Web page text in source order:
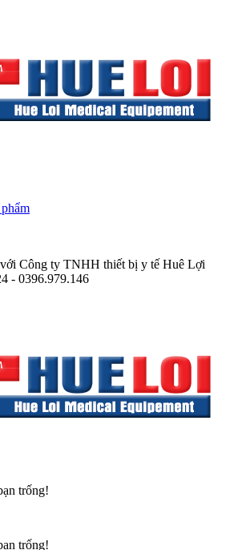
Công ty TNHH thiết bị y tế Huê Lợi
- 0396.979.146
trống!
trống!